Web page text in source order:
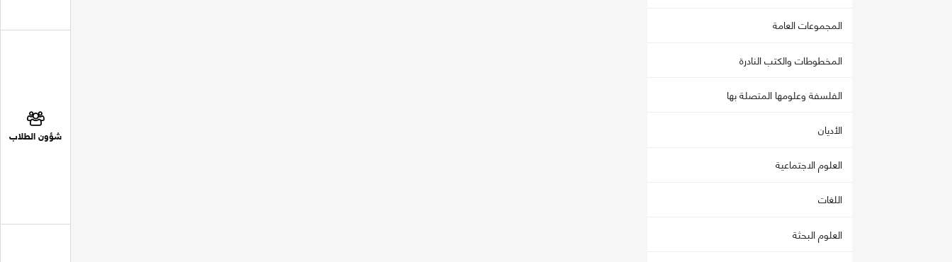
شؤون الطلاب
المجموعات العامة
المخطوطات والكتب النادرة
الفلسفة وعلومها المتصلة بها
الأديان
العلوم الاجتماعية
اللغات
العلوم البحثة